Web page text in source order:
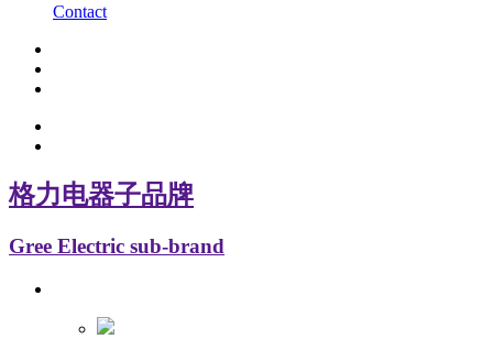
Contact
格力电器子品牌
Gree Electric sub-brand